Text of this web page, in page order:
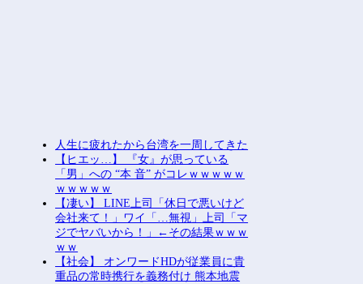
人生に疲れたから台湾を一周してきた
【ヒエッ…】 『女』が思っている
「男」への “本 音” がコレｗｗｗｗｗ
ｗｗｗｗｗ
【凄い】 LINE上司「休日で悪いけど
会社来て！」ワイ「…無視」上司「マ
ジでヤバいから！」←その結果ｗｗｗ
ｗｗ
【社会】 オンワードHDが従業員に貴
重品の常時携行を義務付け 熊本地震